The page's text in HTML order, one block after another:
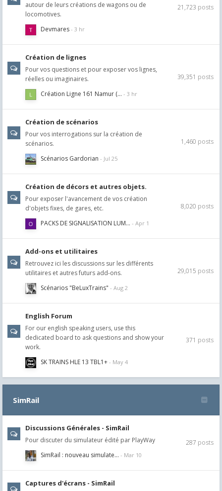
autour de leurs créations de wagons ou de
locomotives.
21,723 posts
Devmares
Création de lignes
Pour vos questions et pour exposer vos lignes,
réelles ou imaginaires.
39,351 posts
Création Ligne 161 Namur (…
Création de scénarios
Pour vos interrogations sur la création de
scénarios.
1,460 posts
Scénarios Gardorian
Création de décors et autres objets.
Pour exposer l'avancement de vos création
d'objets fixes, de gares, etc.
8,020 posts
PACKS DE SIGNALISATION LUM…
Add-ons et utilitaires
Retrouvez ici les discussions sur les différents
utilitaires et autres futurs add-ons.
29,015 posts
Scénarios "BeLuxTrains"
English Forum
For our english speaking users, use this
dedicated board to ask questions and show your
work.
371 posts
SK TRAINS HLE 13 TBL1+
SimRail
Discussions Générales - SimRail
Pour discuter du simulateur édité par PlayWay 287 posts
SimRail : nouveau simulate…
Captures d'écrans - SimRail